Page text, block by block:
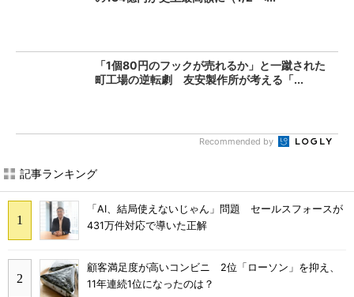
「1個80円のフックが売れるか」と一蹴された
町工場の逆転劇 友安製作所が考える「...
Recommended by
記事ランキング
「AI、結局使えないじゃん」問題 セールスフォースが
431万件対応で導いた正解
顧客満足度が高いコンビニ 2位「ローソン」を抑え、
11年連続1位になったのは？